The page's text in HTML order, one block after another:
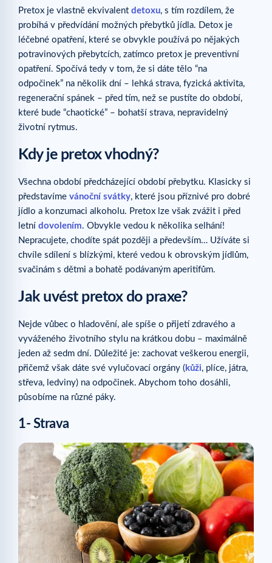
Pretox je vlastně ekvivalent detoxu, s tím rozdílem, že
probíhá v předvídání možných přebytků jídla. Detox je
léčebné opatření, které se obvykle používá po nějakých
potravinových přebytcích, zatímco pretox je preventivní
opatření. Spočívá tedy v tom, že si dáte tělo “na
odpočinek” na několik dní – lehká strava, fyzická aktivita,
regenerační spánek – před tím, než se pustíte do období,
které bude “chaotické” – bohatší strava, nepravidelný
životní rytmus.
Kdy je pretox vhodný?
Všechna období předcházející období přebytku. Klasicky si
představíme vánoční svátky, které jsou příznivé pro dobré
jídlo a konzumaci alkoholu. Pretox lze však zvážit i před
letní dovolením. Obvykle vedou k několika selhání!
Nepracujete, chodíte spát později a především… Užíváte si
chvíle sdílení s blízkými, které vedou k obrovským jídlům,
svačinám s dětmi a bohatě podávaným aperitifům.
Jak uvést pretox do praxe?
Nejde vůbec o hladovění, ale spíše o přijetí zdravého a
vyváženého životního stylu na krátkou dobu – maximálně
jeden až sedm dní. Důležité je: zachovat veškerou energii,
přičemž však dáte své vylučovací orgány ( kůži, plíce, játra,
střeva, ledviny) na odpočinek. Abychom toho dosáhli,
působíme na různé páky.
1- Strava